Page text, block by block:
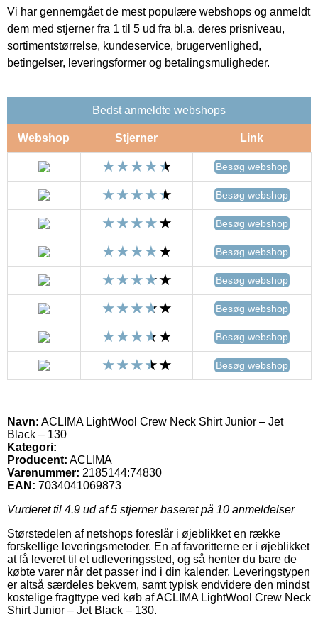
Vi har gennemgået de mest populære webshops og anmeldt
dem med stjerner fra 1 til 5 ud fra bl.a. deres prisniveau,
sortimentstørrelse, kundeservice, brugervenlighed,
betingelser, leveringsformer og betalingsmuligheder.
Bedst anmeldte webshops
Webshop Stjerner Link
Besøg webshop
Besøg webshop
Besøg webshop
Besøg webshop
Besøg webshop
Besøg webshop
Besøg webshop
Besøg webshop
Navn: ACLIMA LightWool Crew Neck Shirt Junior – Jet
Black – 130
Kategori:
Producent: ACLIMA
Varenummer: 2185144:74830
EAN: 7034041069873
Vurderet til 4.9 ud af 5 stjerner baseret på 10 anmeldelser
Størstedelen af netshops foreslår i øjeblikket en række
forskellige leveringsmetoder. En af favoritterne er i øjeblikket
at få leveret til et udleveringssted, og så henter du bare de
købte varer når det passer ind i din kalender. Leveringstypen
er altså særdeles bekvem, samt typisk endvidere den mindst
kostelige fragttype ved køb af ACLIMA LightWool Crew Neck
Shirt Junior – Jet Black – 130.